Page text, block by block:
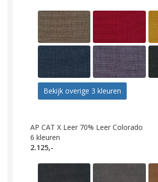
Bekijk overige 3 kleuren
AP CAT X Leer 70% Leer Colorado
6 kleuren
2.125,-